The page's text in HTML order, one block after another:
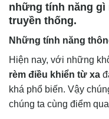
những tính năng
truyền thống.
Những tính năng
Hiện nay, với những
rèm điều khiển từ xa
khá phổ biến. Vậy
chúng ta cùng điểm